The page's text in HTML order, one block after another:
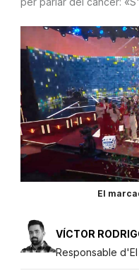
El
VÍCTOR
Responsable